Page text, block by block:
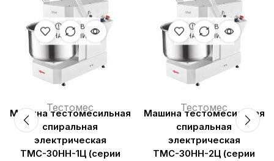
НЕТ В
НАЛИЧИИ
Тестомес
Машина тестомесильная
спиральная
электрическая
ТМС-30НН-1Ц (серии
НЕТ В
НАЛИЧИИ
Тестомес
Машина тестомесильная
спиральная
электрическая
ТМС-30НН-2Ц (серии